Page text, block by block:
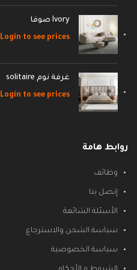
Ivory صوفا
Login to see prices
غرفة نوم solitaire
Login to see prices
روابط هامة
وظائف
إتصل بنا
الأسئلة الشائعة
سياسة الشحن والاسترجاع
سياسة الخصوصية